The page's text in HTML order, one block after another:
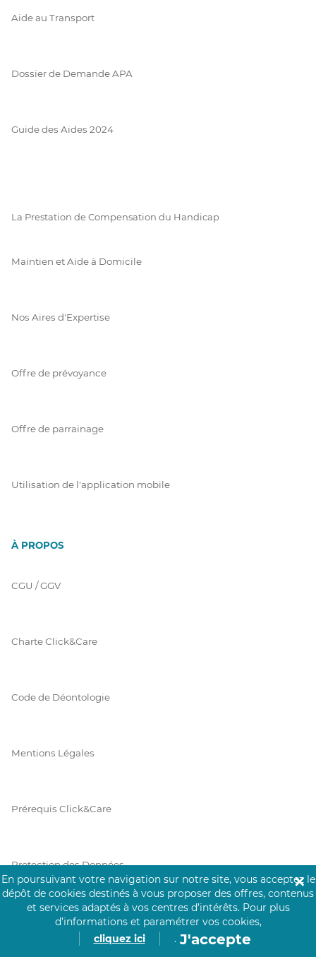
Aide au Transport
Dossier de Demande APA
Guide des Aides 2024
La Prestation de Compensation du Handicap
Maintien et Aide à Domicile
Nos Aires d'Expertise
Offre de prévoyance
Offre de parrainage
Utilisation de l'application mobile
À PROPOS
CGU / GGV
Charte Click&Care
Code de Déontologie
Mentions Légales
Prérequis Click&Care
Protection des Données
Vie Privée
En poursuivant votre navigation sur notre site, vous acceptez le
dépôt de cookies destinés à vous proposer des offres, contenus
et services adaptés à vos centres d’intérêts. Pour plus
d’informations et paramétrer vos cookies,
cliquez ici
. J'accepte
✕